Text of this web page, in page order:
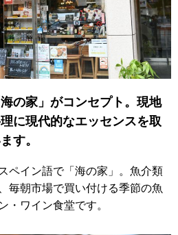
の家」がコンセプト。現地
に現代的なエッセンスを取
す。
ペイン語で「海の家」。魚介類
毎朝市場で買い付ける季節の魚
・ワイン食堂です。